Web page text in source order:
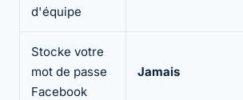
d'équipe
Stocke votre
mot de passe
Facebook
Jamais